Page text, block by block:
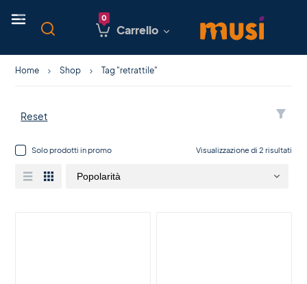
Carrello
Home Shop Tag "retrattile"
Reset
Solo prodotti in promo Visualizzazione di 2 risultati